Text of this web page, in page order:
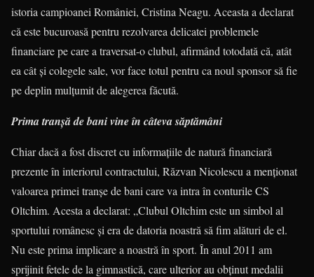
istoria campioanei României, Cris­tina Neagu. Aceasta a decla­­rat
că este bucuroasă pentru rezolvarea delicatei problemele
financiare pe care a traversat-o clubul, afirmând totodată că, atât
ea cât şi colegele sale, vor face totul pentru ca noul sponsor să fie
pe deplin mulţumit de alegerea făcută.
Prima tranşă de bani vine în câteva săptămâni
Chiar dacă a fost discret cu informaţiile de natură financiară
prezente în inte­rio­rul contractului, Răzvan Nicolescu a menţionat
valoarea primei tranşe de bani care va intra în conturile CS
Oltchim. Acesta a declarat: „Clubul Oltchim este un simbol al
sportului românesc şi era de datoria noastră să fim alături de el.
Nu este prima implicare a noastră în sport. În anul 2011 am
sprijinit fetele de la gimnas­tică, care ulterior au obţinut medalii